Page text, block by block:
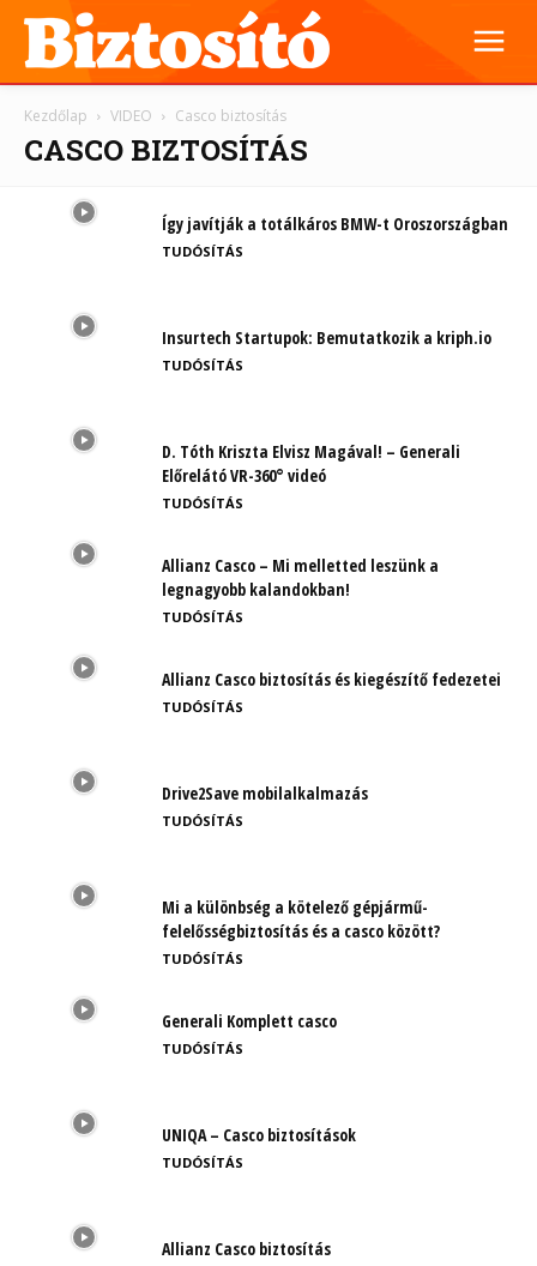
Kezdőlap VIDEO Casco biztosítás
CASCO BIZTOSÍTÁS
Így javítják a totálkáros BMW-t Oroszországban
TUDÓSÍTÁS
Insurtech Startupok: Bemutatkozik a kriph.io
TUDÓSÍTÁS
D. Tóth Kriszta Elvisz Magával! – Generali
Előrelátó VR-360° videó
TUDÓSÍTÁS
Allianz Casco – Mi melletted leszünk a
legnagyobb kalandokban!
TUDÓSÍTÁS
Allianz Casco biztosítás és kiegészítő fedezetei
TUDÓSÍTÁS
Drive2Save mobilalkalmazás
TUDÓSÍTÁS
Mi a különbség a kötelező gépjármű-
felelősségbiztosítás és a casco között?
TUDÓSÍTÁS
Generali Komplett casco
TUDÓSÍTÁS
UNIQA – Casco biztosítások
TUDÓSÍTÁS
Allianz Casco biztosítás